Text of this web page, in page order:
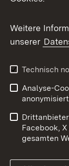
Social Wall
X / Twitter
Youtube
Datenschutz
Weitere
unserer
Technisch
Analyse-
Facebook,
gesamten